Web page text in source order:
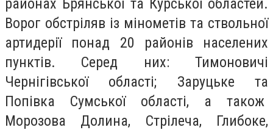
районах Брянської та Курської областей.
Ворог обстріляв із мінометів та ствольної
артидерії понад 20 районів населених
пунктів. Серед них: Тимоновичі
Чернігівської області; Заруцьке та
Попівка Сумської області, а також
Морозова Долина, Стрілеча, Глибоке,